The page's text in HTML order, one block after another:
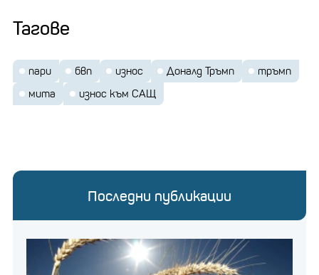
Тагове
пари бвп износ Доналд Тръмп
тръмп
мита
износ към САЩ
Последни публикации